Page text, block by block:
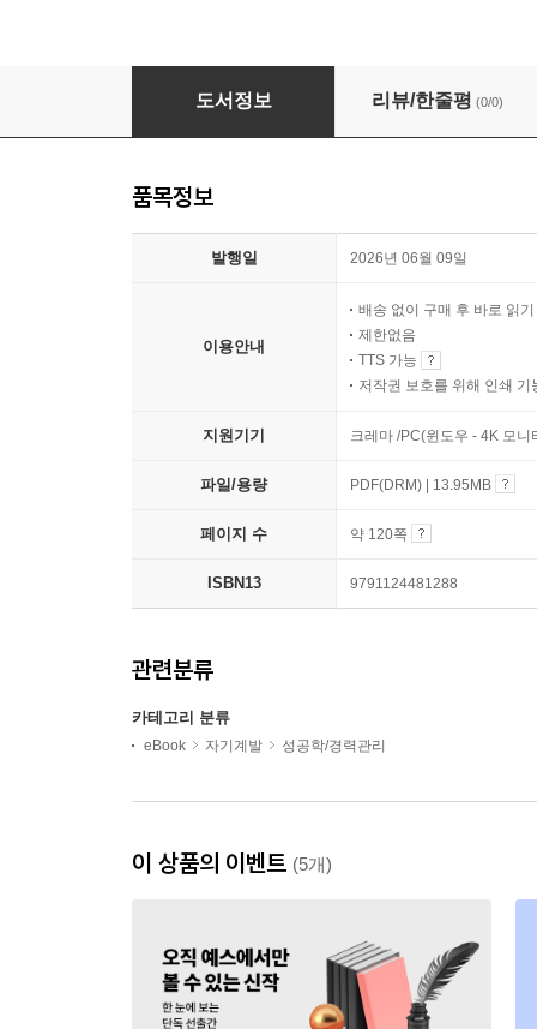
사춘기 아이와 싸우지 않는 대화법
도서정보 리뷰/한줄평 (0/0)
품목정보
발행일 2026년 06월 09일
이용안내
배송 없이 구매 후 바로 읽기
제한없음
TTS 가능
저작권 보호를 위해 인쇄 기
지원기기 크레마 /PC(윈도우 - 4K 모
파일/용량 PDF(DRM) | 13.95MB
페이지 수 약 120쪽
ISBN13 9791124481288
관련분류
카테고리 분류
eBook 자기계발 성공학/경력관리
이 상품의 이벤트 (5개)